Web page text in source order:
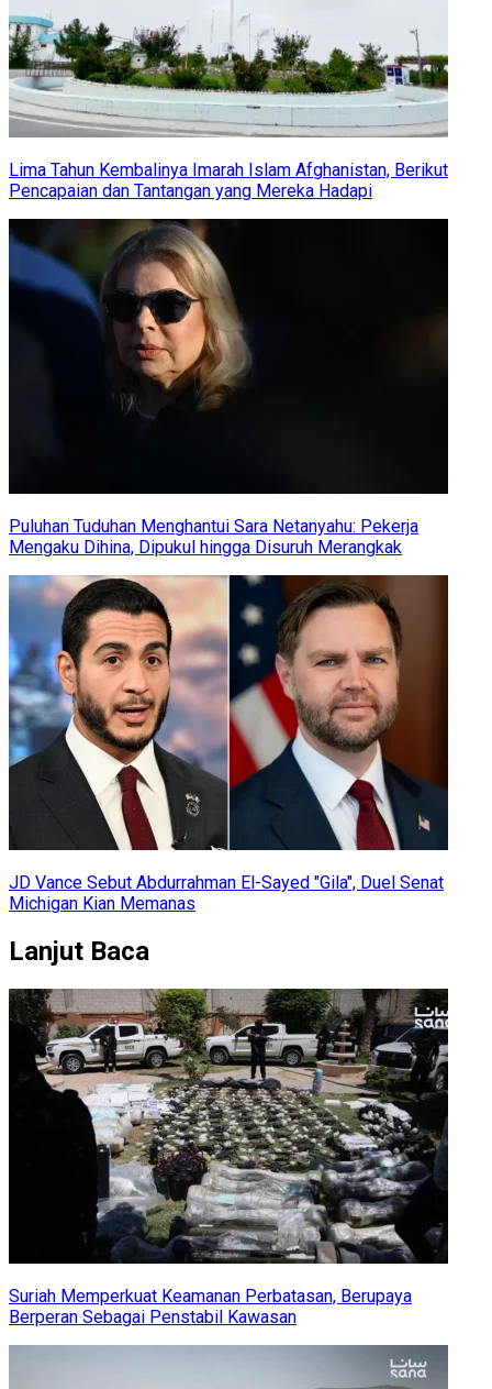
Lima Tahun Kembalinya Imarah Islam Afghanistan, Berikut
Pencapaian dan Tantangan yang Mereka Hadapi
Puluhan Tuduhan Menghantui Sara Netanyahu: Pekerja
Mengaku Dihina, Dipukul hingga Disuruh Merangkak
JD Vance Sebut Abdurrahman El-Sayed "Gila", Duel Senat
Michigan Kian Memanas
Lanjut Baca
Suriah Memperkuat Keamanan Perbatasan, Berupaya
Berperan Sebagai Penstabil Kawasan